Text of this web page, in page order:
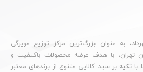
به عنوان بزرگ‌ترین مرکز توزیع مویرگی
تهران، با هدف عرضه محصولات باکیفیت و
تکیه بر سبد کالایی متنوع از برندهای معتبر